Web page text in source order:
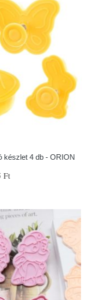
készlet 4 db - ORION
Ft